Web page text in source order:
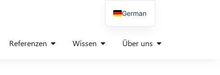
Referenzen Wissen Über uns
German
Spanish